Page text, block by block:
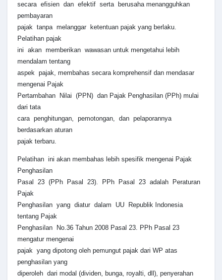
secara efisien dan efektif serta berusaha menangguhkan
pembayaran
pajak tanpa melanggar ketentuan pajak yang berlaku.
Pelatihan pajak
ini akan memberikan wawasan untuk mengetahui lebih
mendalam tentang
aspek pajak, membahas secara komprehensif dan mendasar
mengenai Pajak
Pertambahan Nilai (PPN) dan Pajak Penghasilan (PPh) mulai
dari tata
cara penghitungan, pemotongan, dan pelaporannya
berdasarkan aturan
pajak terbaru.
Pelatihan ini akan membahas lebih spesifik mengenai Pajak
Penghasilan
Pasal 23 (PPh Pasal 23). PPh Pasal 23 adalah Peraturan
Pajak
Penghasilan yang diatur dalam UU Republik Indonesia
tentang Pajak
Penghasilan No.36 Tahun 2008 Pasal 23. PPh Pasal 23
mengatur mengenai
pajak yang dipotong oleh pemungut pajak dari WP atas
penghasilan yang
diperoleh dari modal (dividen, bunga, royalti, dll), penyerahan